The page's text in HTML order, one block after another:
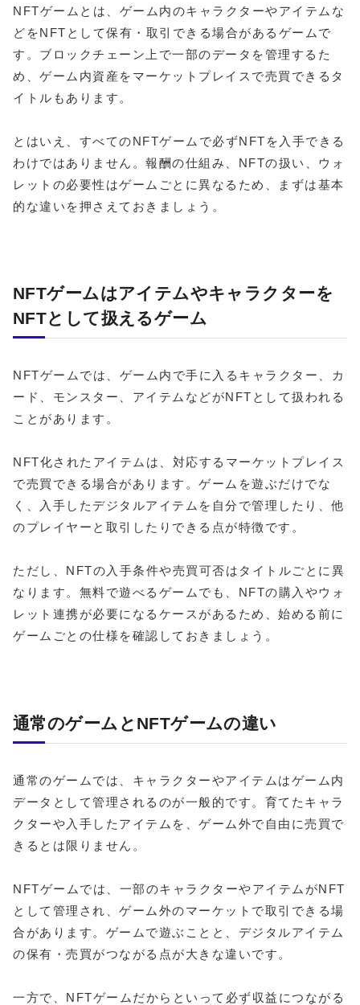
NFTゲームとは、ゲーム内のキャラクターやアイテムな
どをNFTとして保有・取引できる場合があるゲームで
す。ブロックチェーン上で一部のデータを管理するた
め、ゲーム内資産をマーケットプレイスで売買できるタ
イトルもあります。
とはいえ、すべてのNFTゲームで必ずNFTを入手できる
わけではありません。報酬の仕組み、NFTの扱い、ウォ
レットの必要性はゲームごとに異なるため、まずは基本
的な違いを押さえておきましょう。
NFTゲームはアイテムやキャラクターを
NFTとして扱えるゲーム
NFTゲームでは、ゲーム内で手に入るキャラクター、カ
ード、モンスター、アイテムなどがNFTとして扱われる
ことがあります。
NFT化されたアイテムは、対応するマーケットプレイス
で売買できる場合があります。ゲームを遊ぶだけでな
く、入手したデジタルアイテムを自分で管理したり、他
のプレイヤーと取引したりできる点が特徴です。
ただし、NFTの入手条件や売買可否はタイトルごとに異
なります。無料で遊べるゲームでも、NFTの購入やウォ
レット連携が必要になるケースがあるため、始める前に
ゲームごとの仕様を確認しておきましょう。
通常のゲームとNFTゲームの違い
通常のゲームでは、キャラクターやアイテムはゲーム内
データとして管理されるのが一般的です。育てたキャラ
クターや入手したアイテムを、ゲーム外で自由に売買で
きるとは限りません。
NFTゲームでは、一部のキャラクターやアイテムがNFT
として管理され、ゲーム外のマーケットで取引できる場
合があります。ゲームで遊ぶことと、デジタルアイテム
の保有・売買がつながる点が大きな違いです。
一方で、NFTゲームだからといって必ず収益につながる